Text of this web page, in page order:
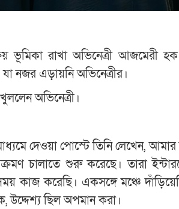
ভূমিকা রাখা অভিনেত্রী আজমেরী
নজর এড়ায়নি অভিনেত্রীর।
অভিনেত্রী।
দেওয়া পোস্টে তিনি লেখেন,
চালাতে শুরু করেছে। তারা
কাজ করেছি। একসঙ্গে মঞ্চে
উদ্দেশ্য ছিল অপমান করা।